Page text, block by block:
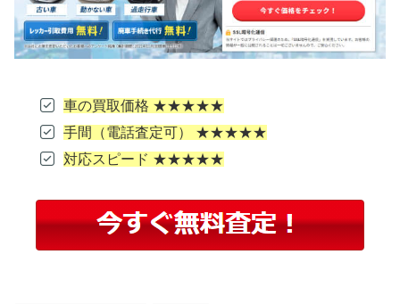
車の買取価格 ★★★★★
手間（電話査定可） ★★★★★
対応スピード ★★★★★